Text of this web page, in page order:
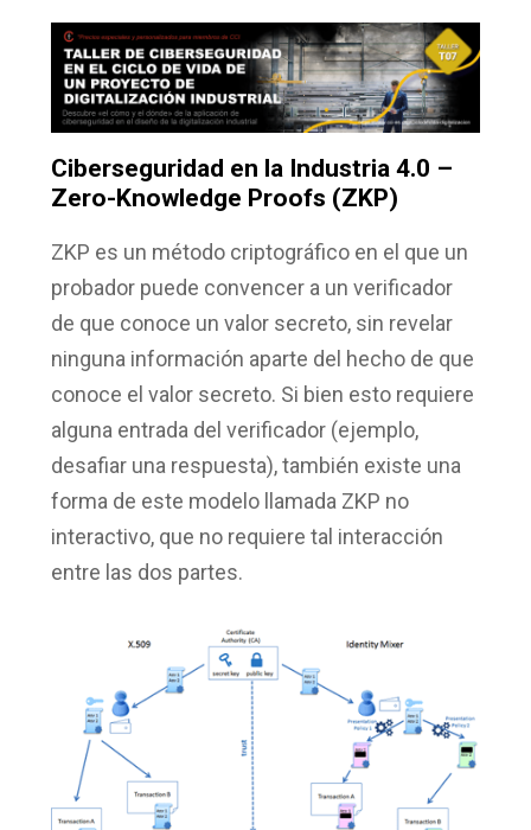
Ciberseguridad en la Industria 4.0 –
Zero-Knowledge Proofs (ZKP)
ZKP es un método criptográfico en el que un
probador puede convencer a un verificador
de que conoce un valor secreto, sin revelar
ninguna información aparte del hecho de que
conoce el valor secreto. Si bien esto requiere
alguna entrada del verificador (ejemplo,
desafiar una respuesta), también existe una
forma de este modelo llamada ZKP no
interactivo, que no requiere tal interacción
entre las dos partes.